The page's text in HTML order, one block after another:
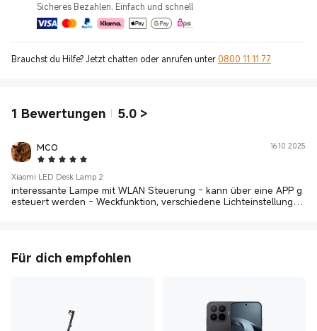
Sicheres Bezahlen. Einfach und schnell
Brauchst du Hilfe? Jetzt chatten oder anrufen unter 0800 11 11 77
1 Bewertungen 5.0 >
MCO
5 Star
16.10.2025
Xiaomi LED Desk Lamp 2
interessante Lampe mit WLAN Steuerung - kann über eine APP g
esteuert werden - Weckfunktion, verschiedene Lichteinstellungen
Für dich empfohlen